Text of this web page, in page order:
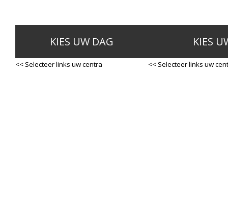
KIES UW DAG
<< Selecteer links uw centra
KIES
<< Selecteer links uw